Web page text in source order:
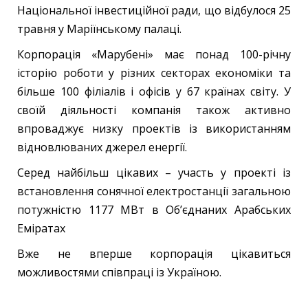
Національної інвестиційної ради, що відбулося 25
травня у Маріїнському палаці.
Корпорація «Марубені» має понад 100-річну
історію роботи у різних секторах економіки та
більше 100 філіалів і офісів у 67 країнах світу. У
своїй діяльності компанія також активно
впроваджує низку проектів із використанням
відновлюваних джерел енергії.
Cеред найбільш цікавих – участь у проекті із
встановлення сонячної електростанції загальною
потужністю 1177 МВт в Об’єднаних Арабських
Еміратах
Вже не вперше корпорація цікавиться
можливостями співпраці із Україною.